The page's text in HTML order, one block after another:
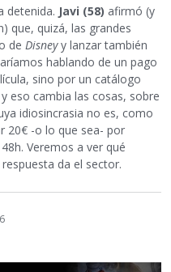
detenida. Javi (58) afirmó (y
que, quizá, las grandes
de Disneyy lanzar también
hablando de un pago
sino por un catálogo
eso cambia las cosas, sobre
idiosincrasia no es, como
20€ -o lo que sea- por
Veremos a ver qué
da el sector.